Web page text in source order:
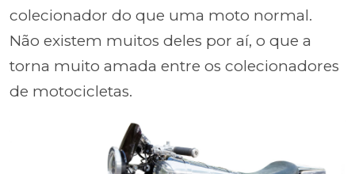
colecionador do que uma moto normal.
Não existem muitos deles por aí, o que a
torna muito amada entre os colecionadores
de motocicletas.